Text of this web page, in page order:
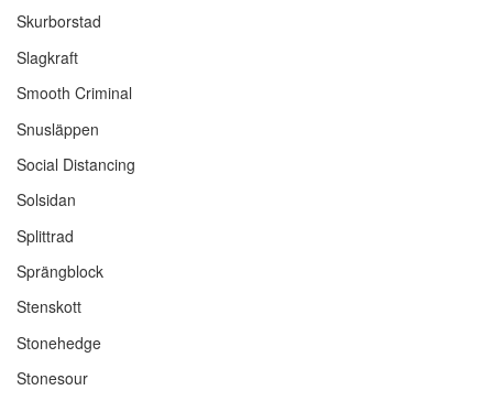
Skurborstad
Slagkraft
Smooth Criminal
Snusläppen
Social Distancing
Solsidan
Splittrad
Sprängblock
Stenskott
Stonehedge
Stonesour